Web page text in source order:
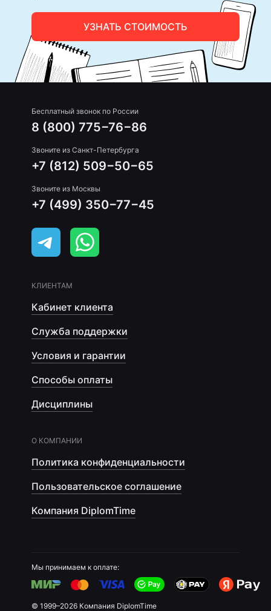
УЗНАТЬ СТОИМОСТЬ
Бесплатный звонок по России
8 (800) 775−76−86
Звоните из Санкт-Петербурга
+7 (812) 509−50−65
Звоните из Москвы
+7 (499) 350−77−45
КЛИЕНТАМ
Кабинет клиента
Служба поддержки
Условия и гарантии
Способы оплаты
Дисциплины
О КОМПАНИИ
Политика конфиденциальности
Пользовательское соглашение
Компания DiplomTime
Мы принимаем к оплате:
© 1999–2026 Компания DiplomTime